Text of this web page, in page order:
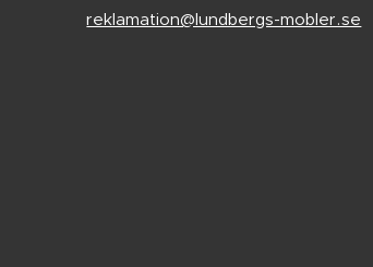
reklamation@lundbergs-mobler.se